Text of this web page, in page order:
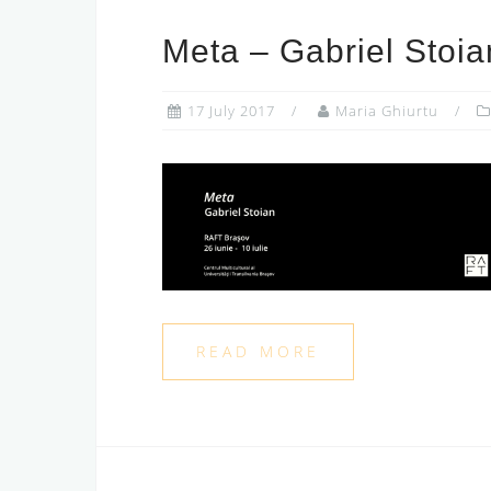
Meta – Gabriel
17 July 2017 Maria Ghiurtu
READ MORE